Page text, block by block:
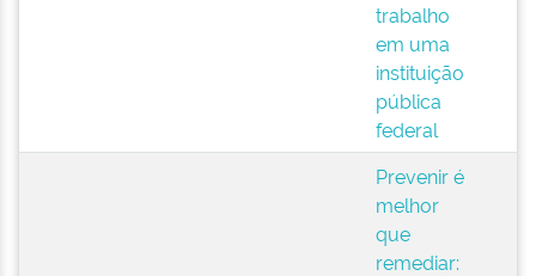
trabalho
em uma
instituição
pública
federal
Prevenir é
melhor
que
remediar: